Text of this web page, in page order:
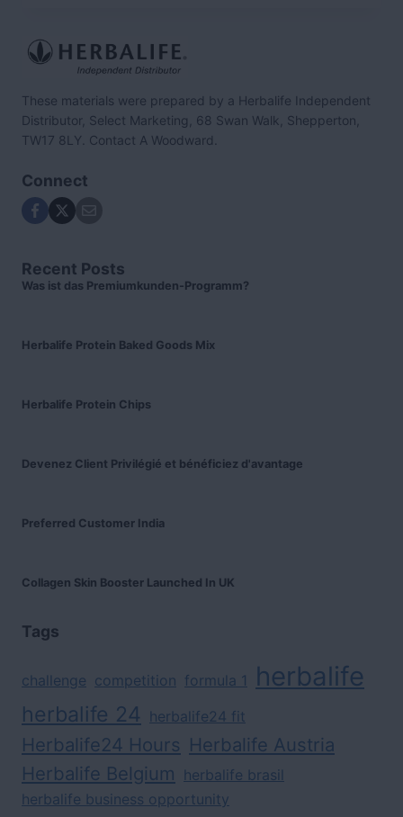
These materials were prepared by a Herbalife Independent
Distributor, Select Marketing, 68 Swan Walk, Shepperton,
TW17 8LY. Contact A Woodward.
Connect
Recent Posts
Was ist das Premiumkunden-Programm?
Herbalife Protein Baked Goods Mix
Herbalife Protein Chips
Devenez Client Privilégié et bénéficiez d'avantage
Preferred Customer India
Collagen Skin Booster Launched In UK
Tags
challenge competition formula 1 herbalife
herbalife 24 herbalife24 fit
Herbalife24 Hours Herbalife Austria
Herbalife Belgium herbalife brasil
herbalife business opportunity